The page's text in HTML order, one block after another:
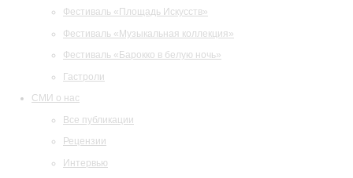
Фестиваль «Площадь Искусств»
Фестиваль «Музыкальная коллекция»
Фестиваль «Барокко в белую ночь»
Гастроли
СМИ о нас
Все публикации
Рецензии
Интервью